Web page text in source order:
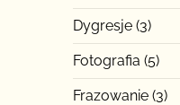
Dygresje(3)
Fotografia (5)
Frazowanie(3)